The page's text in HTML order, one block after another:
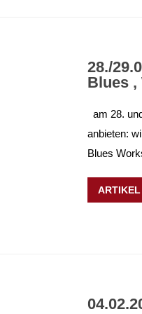
28./
Blues ,
am 28.
anbieten:
Blues